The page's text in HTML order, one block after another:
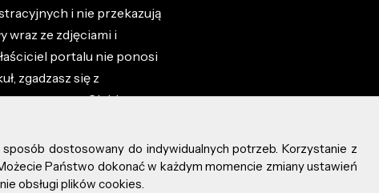
i nie przekazują
wraz ze zdjęciami i
portalu nie ponosi
zgadzasz się z
przez Ciebie na
dostosowany do indywidualnych potrzeb. Korzystanie z
Państwo dokonać w każdym momencie zmiany ustawień
obsługi plików cookies.